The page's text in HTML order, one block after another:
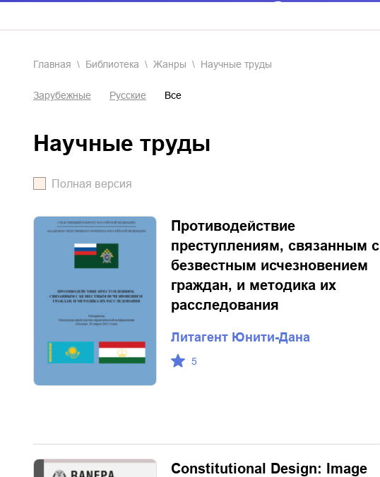
Главная Библиотека Жанры научные труды
Зарубежные Русские Все
научные труды
Полная версия
Противодействие
преступлениям, связанным с
безвестным исчезновением
граждан, и методика их
расследования
Литагент Юнити-Дана
5
Constitutional Design: Image